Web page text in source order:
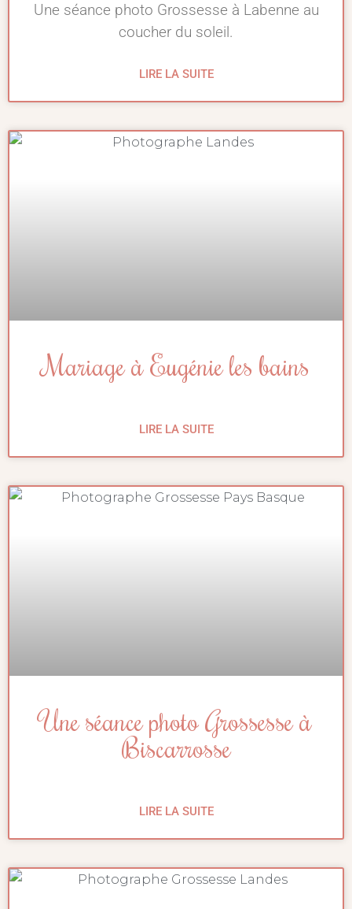
Une séance photo Grossesse à Labenne au
coucher du soleil.
LIRE LA SUITE
Mariage à Eugénie les bains
LIRE LA SUITE
Une séance photo Grossesse à
Biscarrosse
LIRE LA SUITE